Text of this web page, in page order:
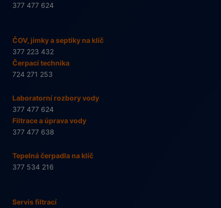
377 477 624
ČOV, jímky a septiky na klíč
377 223 432
Čerpací technika
724 271 253
Laboratorní rozbory vody
377 477 624
Filtrace a úprava vody
377 477 638
Tepelná čerpadla na klíč
377 534 216
Servis filtrací